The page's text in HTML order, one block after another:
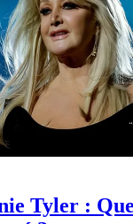
grand
avec